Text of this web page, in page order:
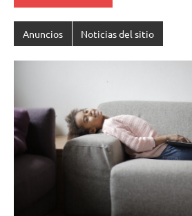
Anuncios Noticias del sitio